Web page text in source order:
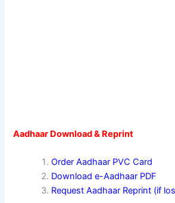
Aadhaar Download & Reprint
Order Aadhaar PVC Card
Download e-Aadhaar PDF
Request Aadhaar Reprint (if